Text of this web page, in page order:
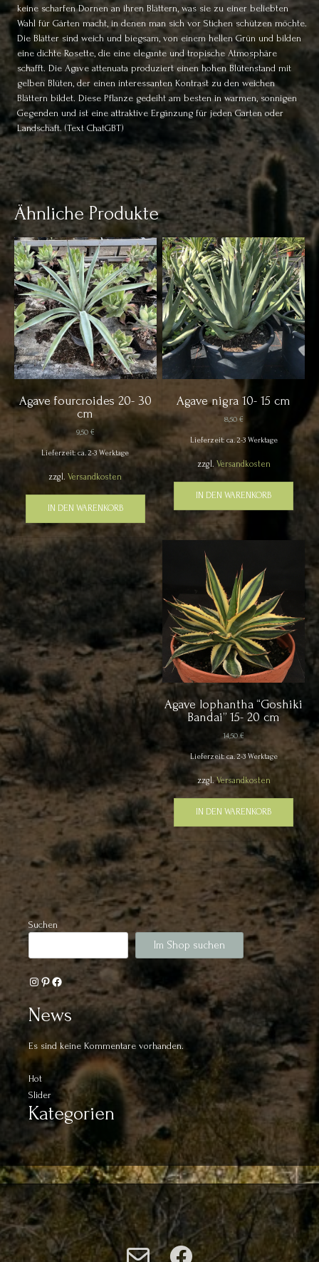
keine scharfen Dornen an ihren Blättern, was sie zu einer beliebten
Wahl für Gärten macht, in denen man sich vor Stichen schützen möchte.
Die Blätter sind weich und biegsam, von einem hellen Grün und bilden
eine dichte Rosette, die eine elegante und tropische Atmosphäre
schafft. Die Agave attenuata produziert einen hohen Blütenstand mit
gelben Blüten, der einen interessanten Kontrast zu den weichen
Blättern bildet. Diese Pflanze gedeiht am besten in warmen, sonnigen
Gegenden und ist eine attraktive Ergänzung für jeden Garten oder
Landschaft. (Text ChatGBT)
Ähnliche Produkte
Agave fourcroides 20- 30
cm
9,50 €
Lieferzeit: ca. 2-3 Werktage
zzgl.Versandkosten
IN DEN WARENKORB
Agave nigra 10- 15 cm
8,50 €
Lieferzeit: ca. 2-3 Werktage
zzgl. Versandkosten
IN DEN WARENKORB
Agave lophantha “Goshiki
Bandai” 15- 20 cm
14,50€
Lieferzeit: ca. 2-3 Werktage
zzgl.Versandkosten
IN DEN WARENKORB
Suchen
Im Shop suchen
Instagram
Pinterest
Facebook
News
Es sind keine Kommentare vorhanden.
Hot
Slider
Kategorien